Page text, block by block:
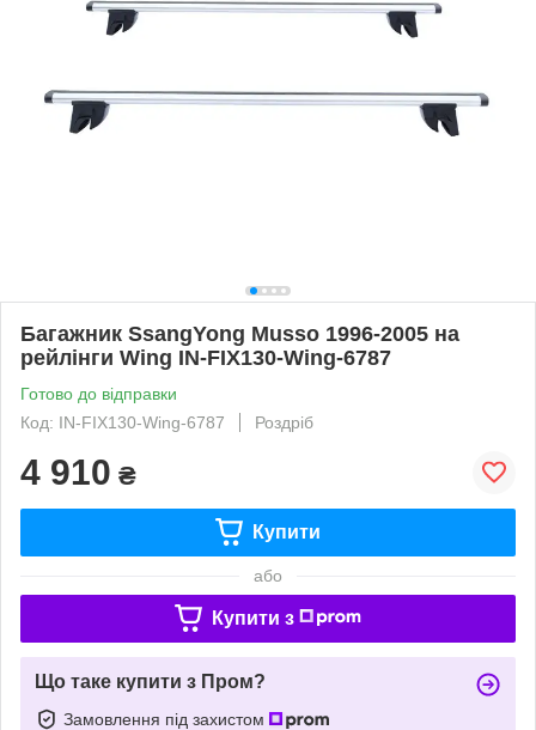
Багажник SsangYong Musso 1996-2005 на
рейлінги Wing IN-FIX130-Wing-6787
Готово до відправки
Код: IN-FIX130-Wing-6787
Роздріб
4 910 ₴
Купити
або
Купити з
Що таке купити з Пром?
Замовлення під захистом